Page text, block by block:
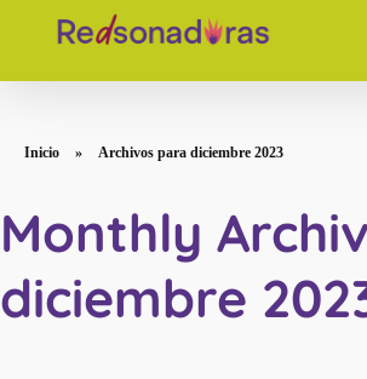
Inicio » Archivos para diciembre 2023
Monthly
diciembre